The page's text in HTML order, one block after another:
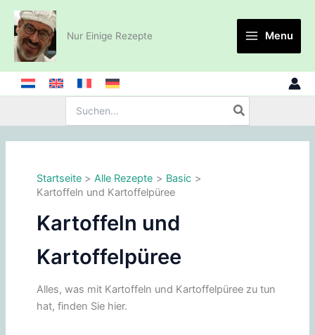
Zum
Inhalt
springen
Nur Einige Rezepte Menu
nach:
Startseite Alle Rezepte
Basic
Kartoffeln und Kartoffelpüree
Kartoffeln und
Kartoffelpüree
Alles, was mit Kartoffeln und Kartoffelpüree zu tun
hat, finden Sie hier.